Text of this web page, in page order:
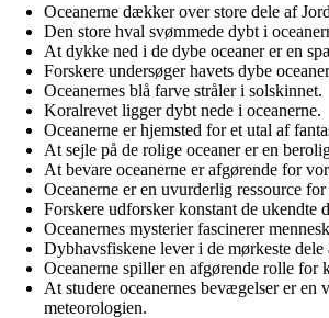
Oceanerne dækker over store dele af
Den store hval svømmede dybt i
At dykke ned i de dybe oceaner er en
Forskere undersøger havets dybe
Oceanernes blå farve stråler i solskinnet.
Koralrevet ligger dybt nede i oceanerne.
Oceanerne er hjemsted for et utal af
At sejle på de rolige oceaner er en
At bevare oceanerne er afgørende for
Oceanerne er en uvurderlig ressource
Forskere udforsker konstant de ukendte
Oceanernes mysterier fascinerer
Dybhavsfiskene lever i de mørkeste dele
Oceanerne spiller en afgørende rolle for
At studere oceanernes bevægelser er en
meteorologien.